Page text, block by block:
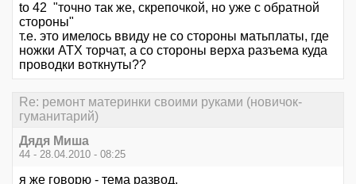
to 42 "точно так же, скрепочкой, но уже с обратной
стороны"
т.е. это имелось ввиду не со стороны матьплаты, где
ножки АТХ торчат, а со стороны верха разъема куда
проводки воткнуты??
Re: ремонт материнки своими руками (новичок-
гуманитарий)
Дядя Миша
44 - 28.04.2010 - 08:25
я же говорю - тема развод.